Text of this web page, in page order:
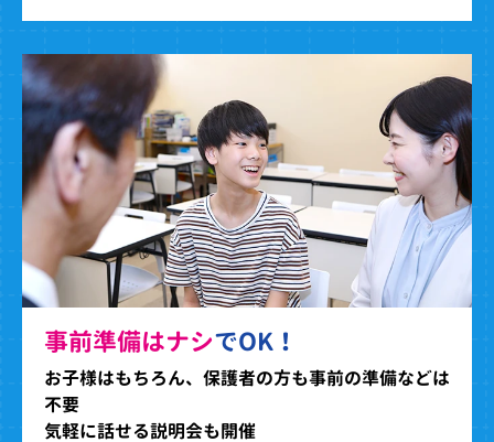
事前準備はナシでOK！
お子様はもちろん、保護者の方も事前の準備などは
不要
気軽に話せる説明会も開催